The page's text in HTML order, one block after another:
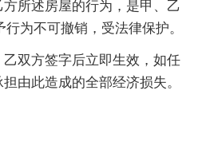
所述房屋的行为，是甲、乙
为不可撤销，受法律保护。
双方签字后立即生效，如任
由此造成的全部经济损失。